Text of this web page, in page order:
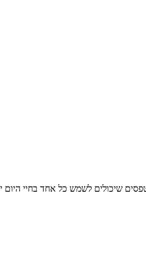
שיכולים לשמש כל אחד בחיי היום